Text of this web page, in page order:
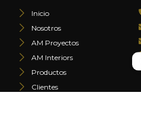
Inicio
Nosotros
AM Proyectos
AM Interiors
Productos
Clientes